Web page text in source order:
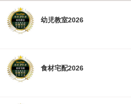
幼児教室2026
食材宅配2026